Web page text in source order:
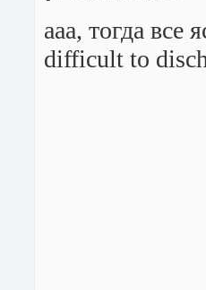
ааа, тогда все
difficult to